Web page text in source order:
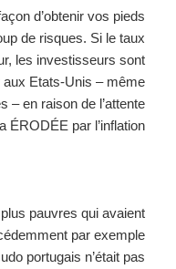
d’obtenir vos pieds
de risques. Si le taux
les investisseurs sont
Etats-Unis – même
– en raison de l’attente
ÉRODÉE par l’inflation.
pauvres qui avaient
par exemple
portugais n’était pas